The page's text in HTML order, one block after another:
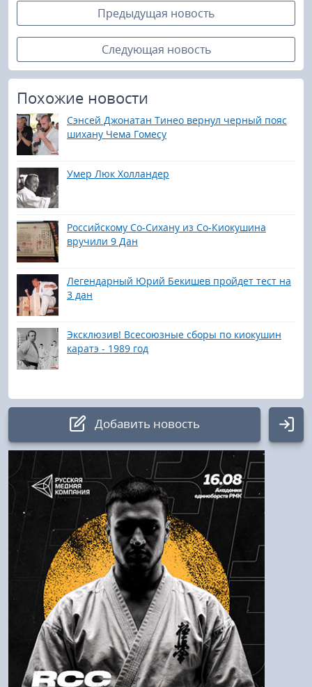
Предыдущая новость
Следующая новость
Похожие новости
Сэнсей Джонатан Тинео вернул черный пояс
шихану Чема Гомесу
Умер Люк Холландер
Российскому Co-Сихану из Со-Киокушина
вручили 9 Дан
Легендарный Юрий Бекишев пройдет тест на
3 дан
Эксклюзив! Всесоюзные сборы по киокушин
каратэ - 1989 год
Добавить новость
Авторизация
Логин:
Пароль
Войти
Напомнить пароль